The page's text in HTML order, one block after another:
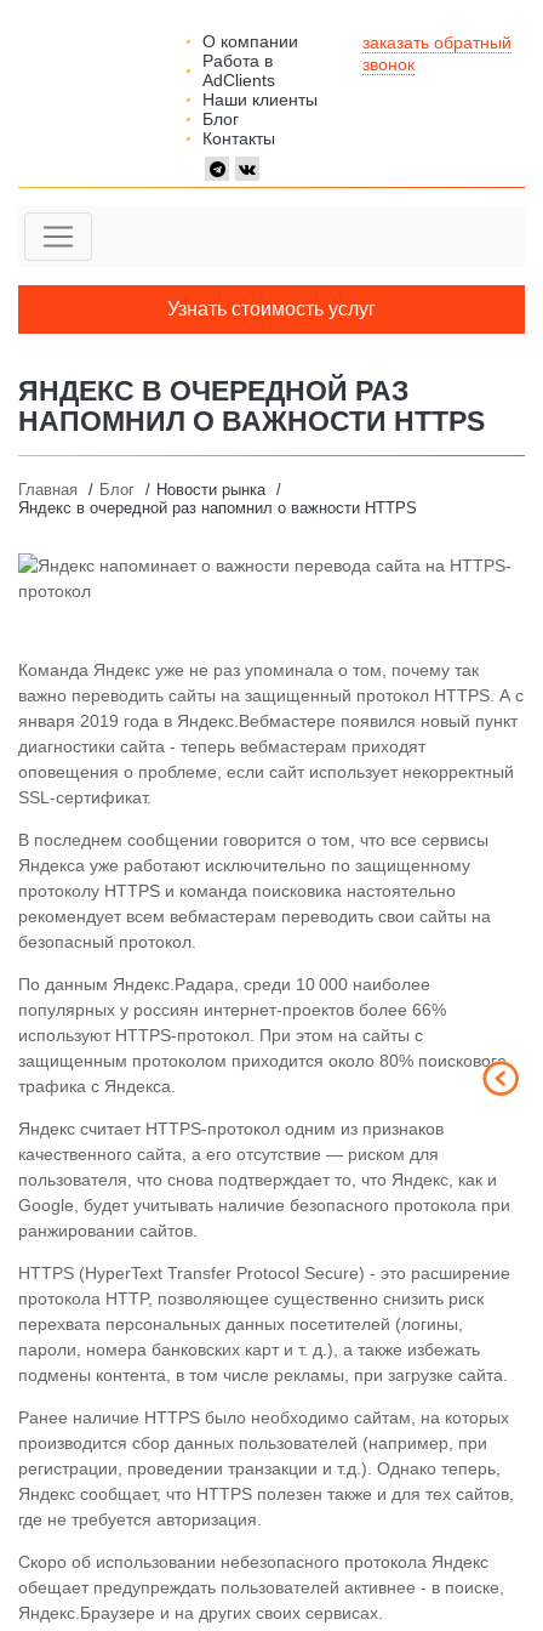
О компании
Работа в
AdClients
Наши клиенты
Блог
Контакты
заказать обратный
звонок
Узнать стоимость услуг
ЯНДЕКС В ОЧЕРЕДНОЙ РАЗ
НАПОМНИЛ О ВАЖНОСТИ HTTPS
Главная Блог
Новости рынка
Яндекс в очередной раз напомнил о важности HTTPS
Команда Яндекс уже не раз упоминала о том, почему так
важно переводить сайты на защищенный протокол HTTPS. А с
января 2019 года в Яндекс.Вебмастере появился новый пункт
диагностики сайта - теперь вебмастерам приходят
оповещения о проблеме, если сайт использует некорректный
SSL-сертификат.
В последнем сообщении говорится о том, что все сервисы
Яндекса уже работают исключительно по защищенному
протоколу HTTPS и команда поисковика настоятельно
рекомендует всем вебмастерам переводить свои сайты на
безопасный протокол.
По данным Яндекс.Радара, среди 10 000 наиболее
популярных у россиян интернет-проектов более 66%
используют HTTPS-протокол. При этом на сайты с
защищенным протоколом приходится около 80% поискового
трафика с Яндекса.
Яндекс считает HTTPS-протокол одним из признаков
качественного сайта, а его отсутствие — риском для
пользователя, что снова подтверждает то, что Яндекс, как и
Google, будет учитывать наличие безопасного протокола при
ранжировании сайтов.
HTTPS (HyperText Transfer Protocol Secure) - это расширение
протокола HTTP, позволяющее существенно снизить риск
перехвата персональных данных посетителей (логины,
пароли, номера банковских карт и т. д.), а также избежать
подмены контента, в том числе рекламы, при загрузке сайта.
Ранее наличие HTTPS было необходимо сайтам, на которых
производится сбор данных пользователей (например, при
регистрации, проведении транзакции и т.д.). Однако теперь,
Яндекс сообщает, что HTTPS полезен также и для тех сайтов,
где не требуется авторизация.
Скоро об использовании небезопасного протокола Яндекс
обещает предупреждать пользователей активнее - в поиске,
Яндекс.Браузере и на других своих сервисах.